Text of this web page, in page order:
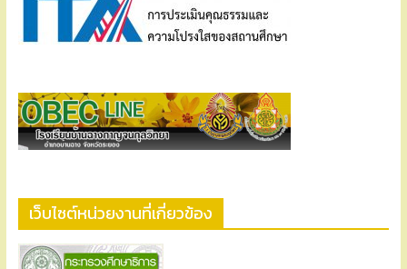
เว็บไซต์หน่วยงานที่เกี่ยวข้อง